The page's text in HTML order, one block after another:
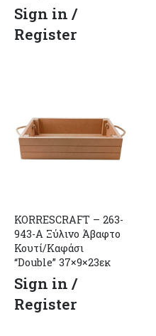
Sign in /
Register
KORRESCRAFT – 263-
943-Α Ξύλινο Άβαφτο
Κουτί/Καφάσι
“Double” 37×9×23εκ
Sign in /
Register